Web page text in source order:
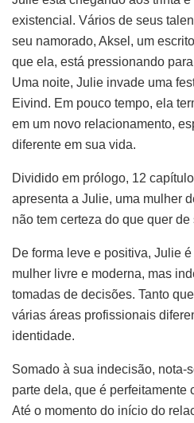
existencial. Vários de seus
seu namorado, Aksel, um
que ela, está pressionando
Uma noite, Julie invade uma
Eivind. Em pouco tempo, ela
em um novo relacionamento,
diferente em sua vida.
Dividido em prólogo, 12
apresenta a Julie, uma mulher
não tem certeza do que quer de
De forma leve e positiva, Julie
mulher livre e moderna, mas
tomadas de decisões. Tanto
várias áreas profissionais
identidade.
Somado à sua indecisão, nota-
parte dela, que é perfeitamente
Até o momento do início do